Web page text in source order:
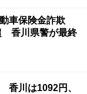
車保険金詐欺
香川県警が最終
香川は1092円、